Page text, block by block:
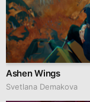
Ashen Wings
Svetlana Demakova